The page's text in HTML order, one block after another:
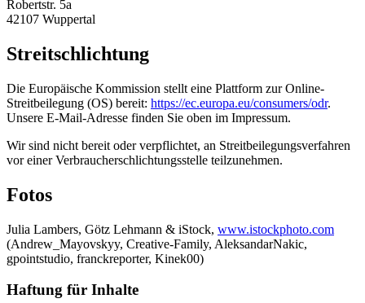
Robertstr. 5a
42107 Wuppertal
Streitschlichtung
Die Europäische Kommission stellt eine Plattform zur Online-
Streitbeilegung (OS) bereit: https://ec.europa.eu/consumers/odr.
Unsere E-Mail-Adresse finden Sie oben im Impressum.
Wir sind nicht bereit oder verpflichtet, an Streitbeilegungsverfahren
vor einer Verbraucherschlichtungsstelle teilzunehmen.
Fotos
Julia Lambers, Götz Lehmann & iStock, www.istockphoto.com
(Andrew_Mayovskyy, Creative-Family, AleksandarNakic,
gpointstudio, franckreporter, Kinek00)
Haftung für Inhalte